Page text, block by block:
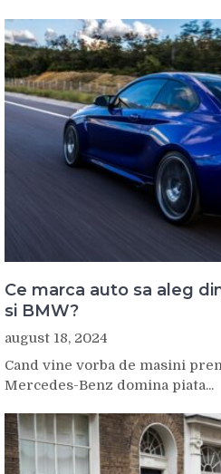
Ce marca auto sa aleg
si BMW?
august 18, 2024
Cand vine vorba de masini
Mercedes-Benz domina piata...